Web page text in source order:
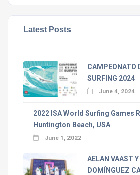
Latest Posts
CAMPEONATO
SURFING 2024
June 4, 2024
2022 ISA World Surfing Games
Huntington Beach, USA
June 1, 2022
AELAN VAAST Y
DOMÍNGUEZ